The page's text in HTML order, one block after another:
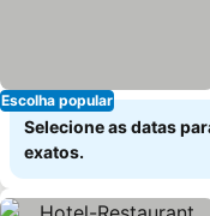
Escolha popular
Selecione as datas
exatos.